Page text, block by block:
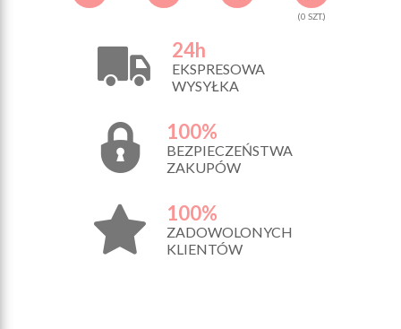
(0 SZT.)
24h
EKSPRESOWA
WYSYŁKA
100%
BEZPIECZEŃSTWA
ZAKUPÓW
100%
ZADOWOLONYCH
KLIENTÓW